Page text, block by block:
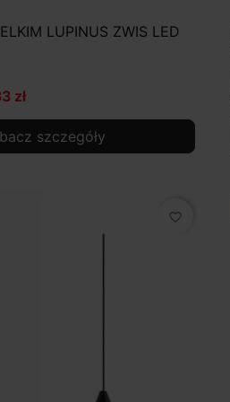
LUPINUS ZWIS LED
zł
szczegóły
favorite_border